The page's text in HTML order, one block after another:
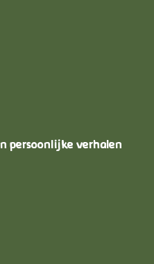
persoonlijke verhalen